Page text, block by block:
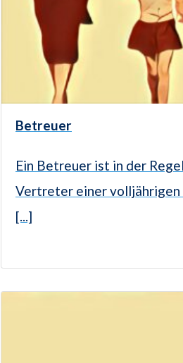
Betreuer
Ein Betreuer ist in der
Vertreter einer volljährigen
[...]